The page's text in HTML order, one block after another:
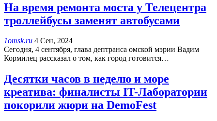
На время ремонта моста у Телецентра
троллейбусы заменят автобусами
1omsk.ru 4 Сен, 2024
Сегодня, 4 сентября, глава дептранса омской мэрии Вадим
Кормилец рассказал о том, как город готовится…
Десятки часов в неделю и море
креатива: финалисты IT-Лаборатории
покорили жюри на DemoFest